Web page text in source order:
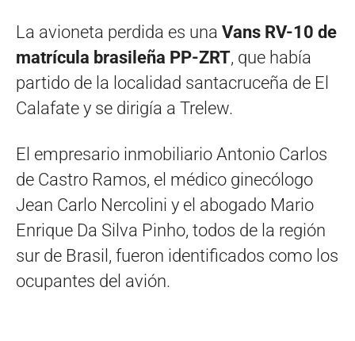
La avioneta perdida es una Vans RV-10 de
matrícula brasileña PP-ZRT, que había
partido de la localidad santacruceña de El
Calafate y se dirigía a Trelew.
El empresario inmobiliario Antonio Carlos
de Castro Ramos, el médico ginecólogo
Jean Carlo Nercolini y el abogado Mario
Enrique Da Silva Pinho, todos de la región
sur de Brasil, fueron identificados como los
ocupantes del avión.